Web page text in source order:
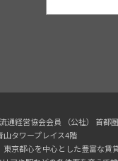
通経営協会会員 （公社） 首都
山タワープレイス4階
京都心を中心とした豊富な賃